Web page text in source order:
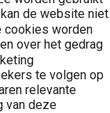
de website niet
cookies worden
over het gedrag
te volgen op
relevante
van deze